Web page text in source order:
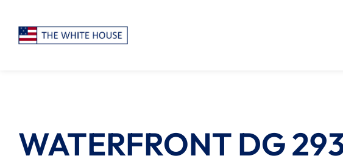
WATERFRONT DG